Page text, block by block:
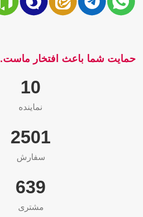
حمایت شما باعث افتخار ماست.
10
نماینده
2565
سفارش
655
مشتری